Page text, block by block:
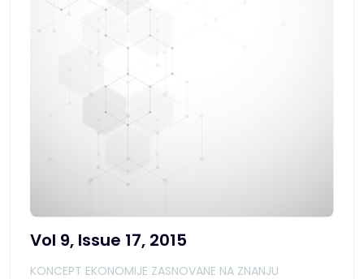
Vol 9, Issue 17, 2015
KONCEPT EKONOMIJE ZASNOVANE NA ZNANJU